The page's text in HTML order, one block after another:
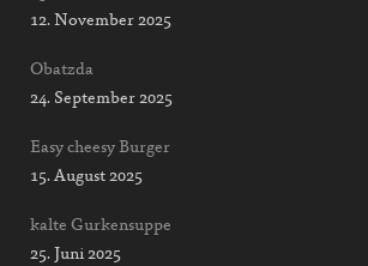
12. November 2025
Obatzda
24. September 2025
Easy cheesy Burger
15. August 2025
kalte Gurkensuppe
25. Juni 2025